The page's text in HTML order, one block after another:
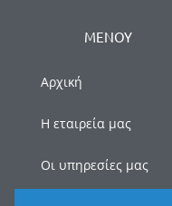
ΜΕΝΟΥ
Αρχική
Η εταιρεία μας
Οι υπηρεσίες μας